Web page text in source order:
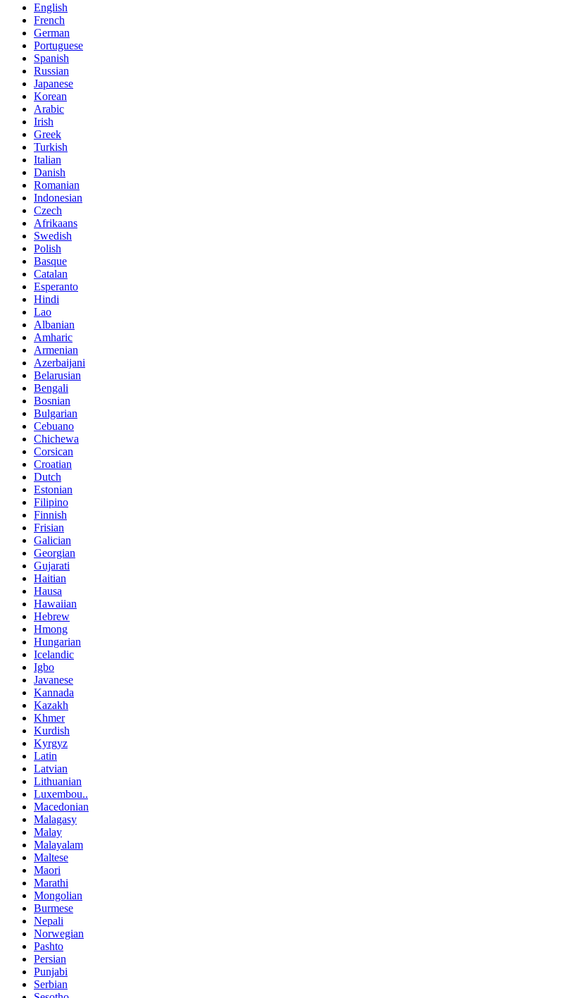
English
French
German
Portuguese
Spanish
Russian
Japanese
Korean
Arabic
Irish
Greek
Turkish
Italian
Danish
Romanian
Indonesian
Czech
Afrikaans
Swedish
Polish
Basque
Catalan
Esperanto
Hindi
Lao
Albanian
Amharic
Armenian
Azerbaijani
Belarusian
Bengali
Bosnian
Bulgarian
Cebuano
Chichewa
Corsican
Croatian
Dutch
Estonian
Filipino
Finnish
Frisian
Galician
Georgian
Gujarati
Haitian
Hausa
Hawaiian
Hebrew
Hmong
Hungarian
Icelandic
Igbo
Javanese
Kannada
Kazakh
Khmer
Kurdish
Kyrgyz
Latin
Latvian
Lithuanian
Luxembou..
Macedonian
Malagasy
Malay
Malayalam
Maltese
Maori
Marathi
Mongolian
Burmese
Nepali
Norwegian
Pashto
Persian
Punjabi
Serbian